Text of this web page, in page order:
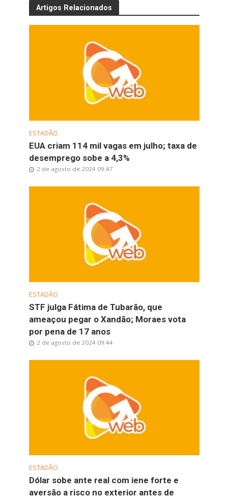
Artigos Relacionados
ESTADÃO
EUA criam 114 mil vagas em julho; taxa de
desemprego sobe a 4,3%
2 de agosto de 2024 09:47
ESTADÃO
STF julga Fátima de Tubarão, que
ameaçou pegar o Xandão; Moraes vota
por pena de 17 anos
2 de agosto de 2024 09:44
ESTADÃO
Dólar sobe ante real com iene forte e
aversão a risco no exterior antes de